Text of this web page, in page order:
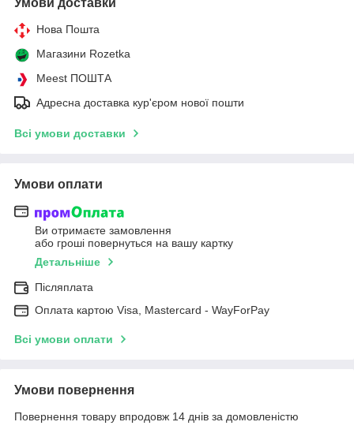
Умови доставки
Нова Пошта
Магазини Rozetka
Meest ПОШТА
Адресна доставка кур'єром нової пошти
Всі умови доставки
Умови оплати
Ви отримаєте замовлення
або гроші повернуться на вашу картку
Детальніше
Післяплата
Оплата картою Visa, Mastercard - WayForPay
Всі умови оплати
Умови повернення
Повернення товару впродовж 14 днів за домовленістю